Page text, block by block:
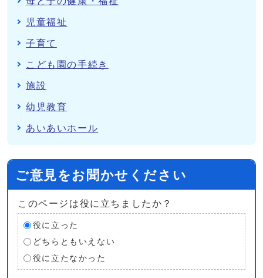
児童福祉
子育て
こども園の手続き
施設
幼児教育
あいあいホール
ご意見をお聞かせください
このページは役に立ちましたか？
役に立った
どちらともいえない
役に立たなかった